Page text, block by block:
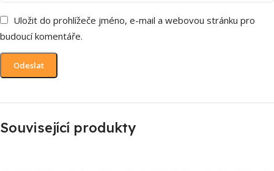
Uložit do prohlížeče jméno, e-mail a webovou stránku pro
budoucí komentáře.
Související produkty